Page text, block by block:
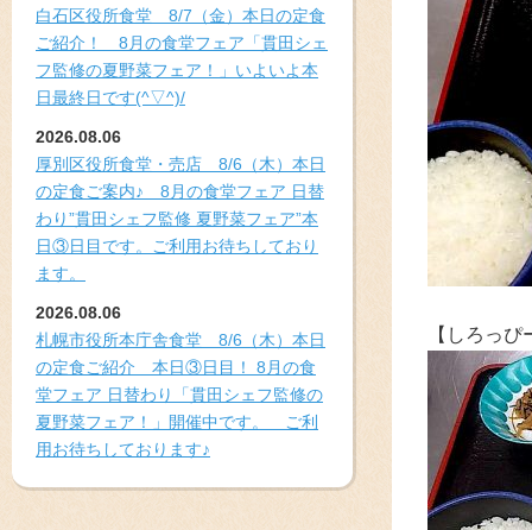
白石区役所食堂 8/7（金）本日の定食
ご紹介！ 8月の食堂フェア「貫田シェ
フ監修の夏野菜フェア！」いよいよ本
日最終日です(^▽^)/
2026.08.06
厚別区役所食堂・売店 8/6（木）本日
の定食ご案内♪ 8月の食堂フェア 日替
わり”貫田シェフ監修 夏野菜フェア”本
日③日目です。ご利用お待ちしており
ます。
2026.08.06
札幌市役所本庁舎食堂 8/6（木）本日
の定食ご紹介 本日③日目！ 8月の食
堂フェア 日替わり「貫田シェフ監修の
夏野菜フェア！」開催中です。 ご利
用お待ちしております♪
【しろっ